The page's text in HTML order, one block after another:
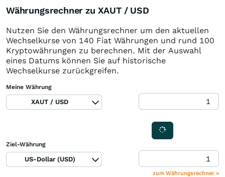
Währungsrechner zu XAUT / USD
Nutzen Sie den Währungsrechner um den aktuellen
Wechselkurse von 140 Fiat Währungen und rund 100
Kryptowährungen zu berechnen. Mit der Auswahl
eines Datums können Sie auf historische
Wechselkurse zurückgreifen.
Meine Währung
XAUT / USD
Ziel-Währung
US-Dollar (USD)
zum Währungsrechner »